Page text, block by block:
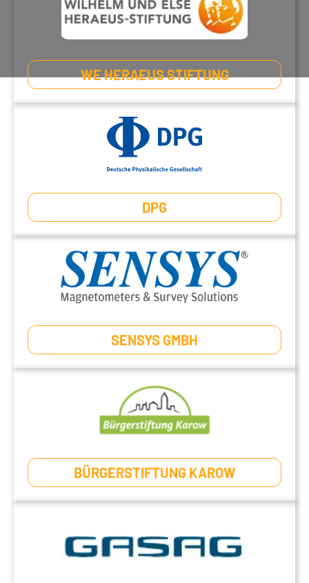
WE HERAEUS STIFTUNG
DPG
SENSYS GMBH
BÜRGERSTIFTUNG KAROW